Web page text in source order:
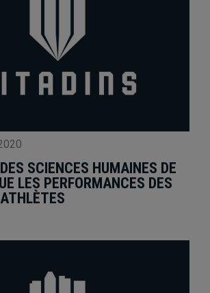
SCIENCES HUMAINES DE
LES PERFORMANCES DES